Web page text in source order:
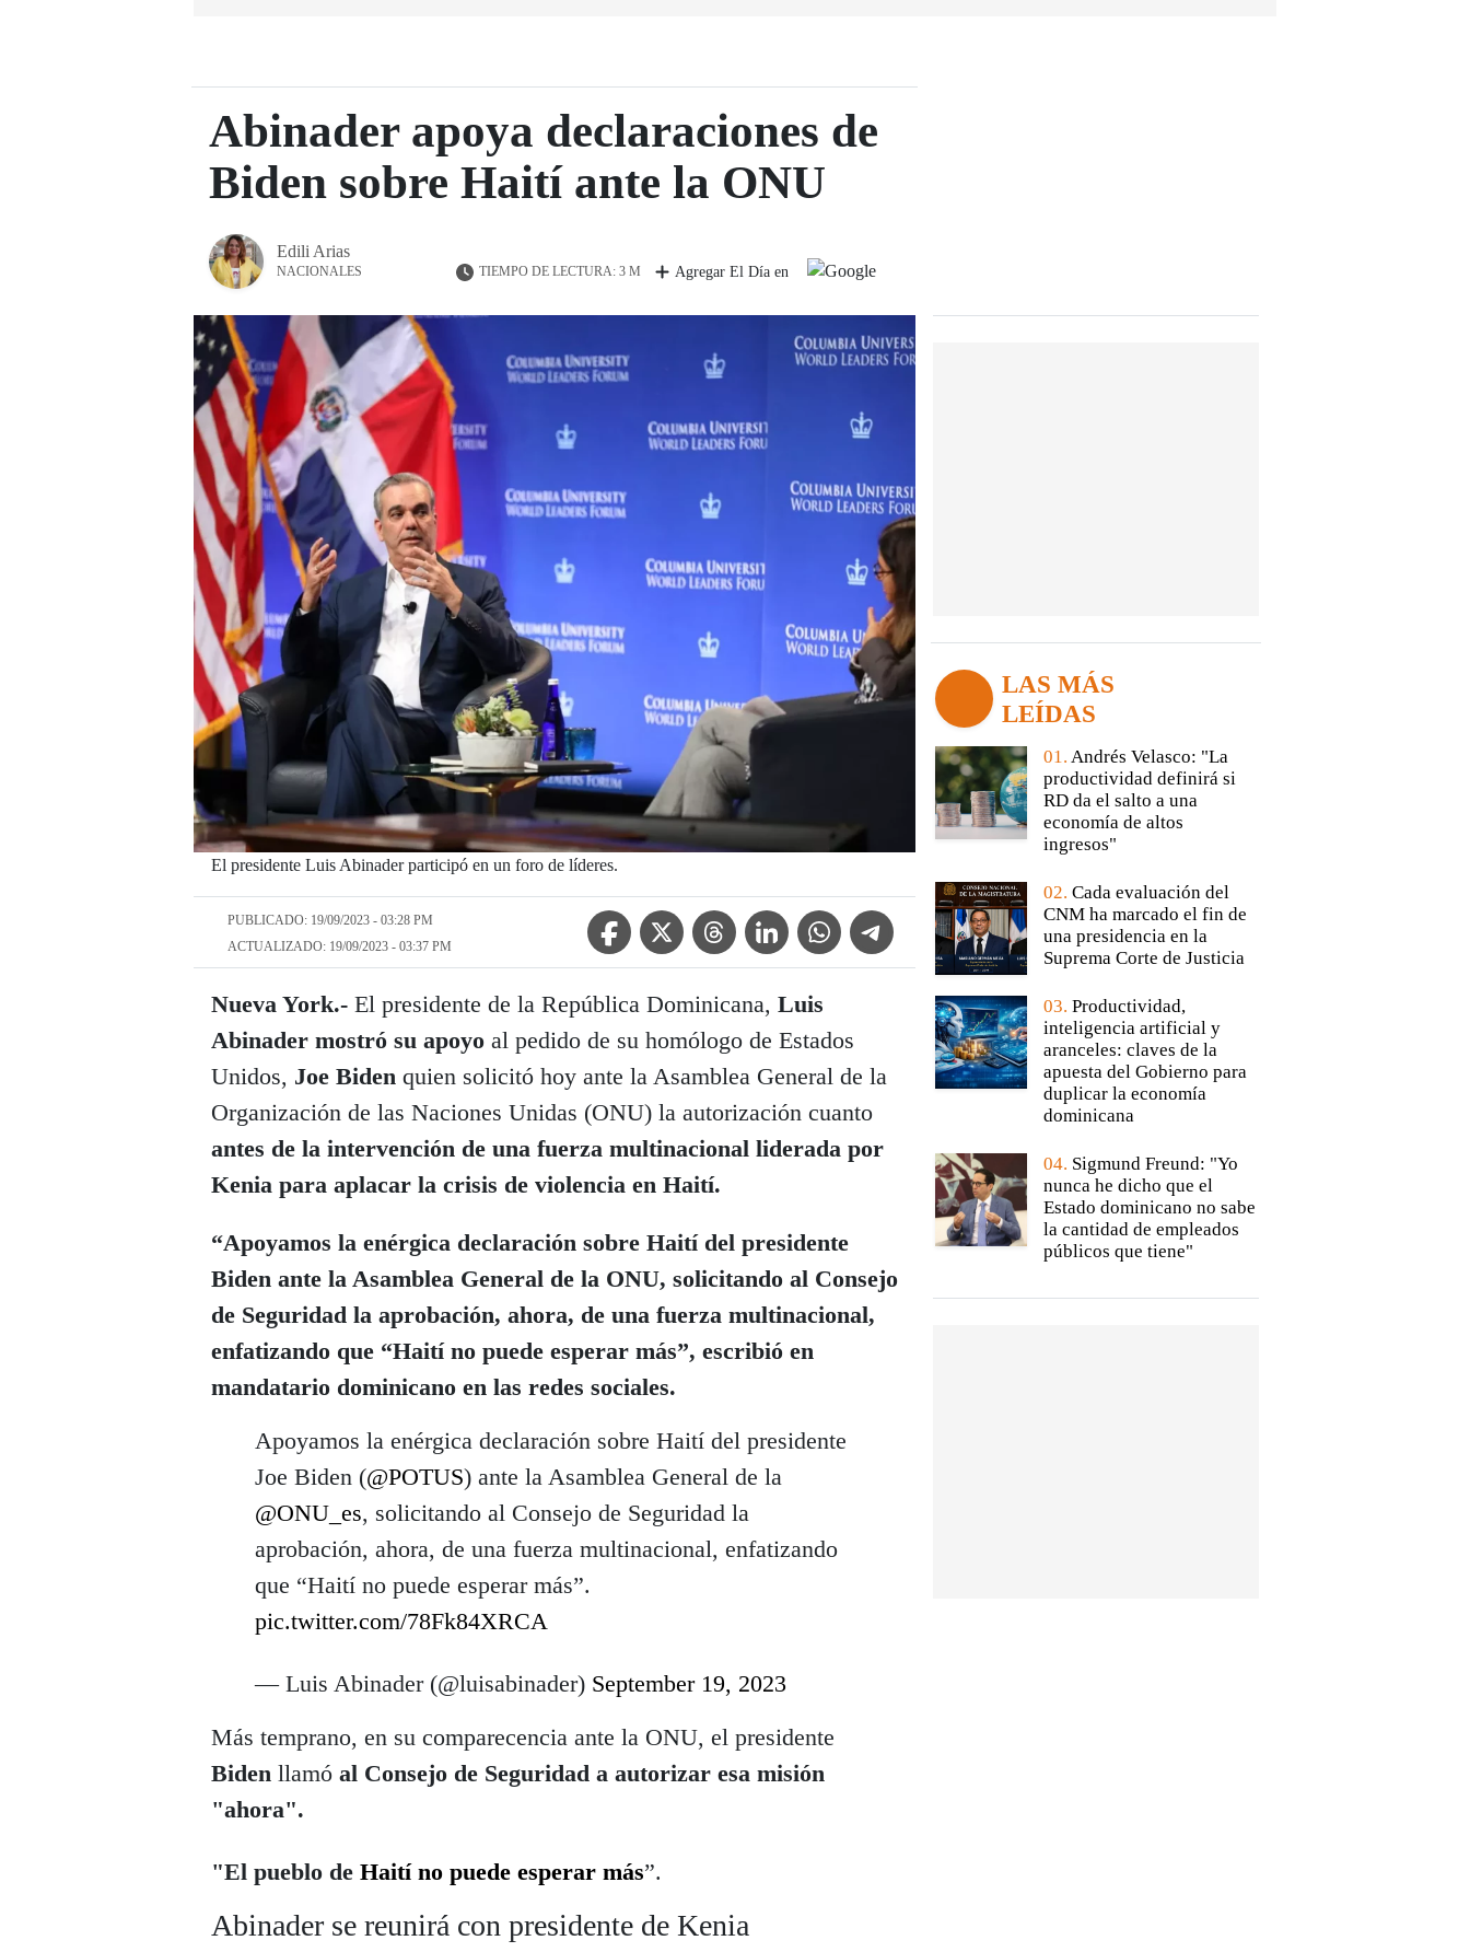
Abinader apoya declaraciones de
Biden sobre Haití ante la ONU
Edili Arias
NACIONALES TIEMPO DE LECTURA: 3 M Agregar El Día en
El presidente Luis Abinader participó en un foro de líderes.
PUBLICADO: 19/09/2023 - 03:28 PM
ACTUALIZADO: 19/09/2023 - 03:37 PM
Facebook IconTwitter IconThreads IconLinkedin IconWhatsApp IconTelegram Icon
Nueva York.- El presidente de la República Dominicana, Luis
Abinader mostró su apoyo al pedido de su homólogo de Estados
Unidos, Joe Biden quien solicitó hoy ante la Asamblea General de la
Organización de las Naciones Unidas (ONU) la autorización cuanto
antes de la intervención de una fuerza multinacional liderada por
Kenia para aplacar la crisis de violencia en Haití.
“Apoyamos la enérgica declaración sobre Haití del presidente
Biden ante la Asamblea General de la ONU, solicitando al Consejo
de Seguridad la aprobación, ahora, de una fuerza multinacional,
enfatizando que “Haití no puede esperar más”, escribió en
mandatario dominicano en las redes sociales.
Apoyamos la enérgica declaración sobre Haití del presidente
Joe Biden (@POTUS) ante la Asamblea General de la
@ONU_es, solicitando al Consejo de Seguridad la
aprobación, ahora, de una fuerza multinacional, enfatizando
que “Haití no puede esperar más”.
pic.twitter.com/78Fk84XRCA
— Luis Abinader (@luisabinader) September 19, 2023
Más temprano, en su comparecencia ante la ONU, el presidente
Biden llamó al Consejo de Seguridad a autorizar esa misión
"ahora".
"El pueblo de Haití no puede esperar más”.
Abinader se reunirá con presidente de Kenia
LAS MÁS
LEÍDAS
01. Andrés Velasco: "La
productividad definirá si
RD da el salto a una
economía de altos
ingresos"
02. Cada evaluación del
CNM ha marcado el fin de
una presidencia en la
Suprema Corte de Justicia
03. Productividad,
inteligencia artificial y
aranceles: claves de la
apuesta del Gobierno para
duplicar la economía
dominicana
04. Sigmund Freund: "Yo
nunca he dicho que el
Estado dominicano no sabe
la cantidad de empleados
públicos que tiene"